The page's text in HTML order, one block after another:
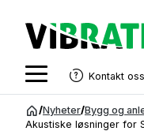
Kontakt oss
/Nyheter/Bygg og
Akustiske løsninger for